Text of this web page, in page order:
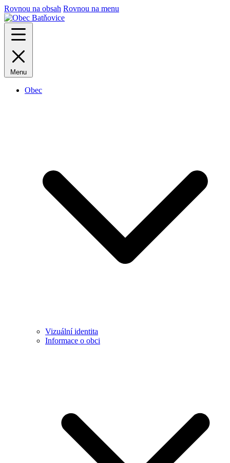
Rovnou na obsah Rovnou na menu
Menu
Obec
Vizuální identita
Informace o obci